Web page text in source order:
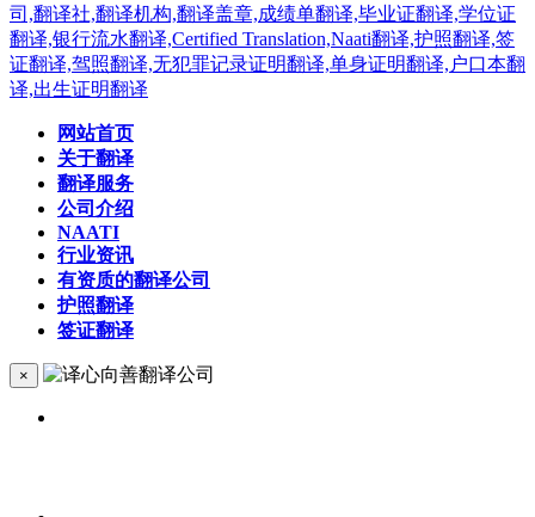
网站首页
关于翻译
翻译服务
公司介绍
NAATI
行业资讯
有资质的翻译公司
护照翻译
签证翻译
×